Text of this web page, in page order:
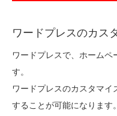
ワードプレスのカス
ワードプレスで、ホームペ
す。
ワードプレスのカスタマ
することが可能になります。